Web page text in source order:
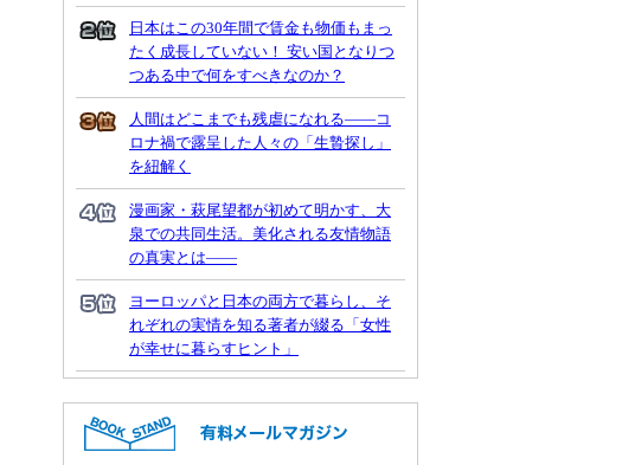
日本はこの30年間で賃金も物価もまっ
たく成長していない！ 安い国となりつ
つある中で何をすべきなのか？
人間はどこまでも残虐になれる――コ
ロナ禍で露呈した人々の「生贄探し」
を紐解く
漫画家・萩尾望都が初めて明かす、大
泉での共同生活。美化される友情物語
の真実とは――
ヨーロッパと日本の両方で暮らし、そ
れぞれの実情を知る著者が綴る「女性
が幸せに暮らすヒント」